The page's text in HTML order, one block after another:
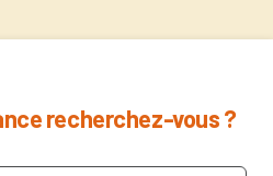
recherchez-vous ?